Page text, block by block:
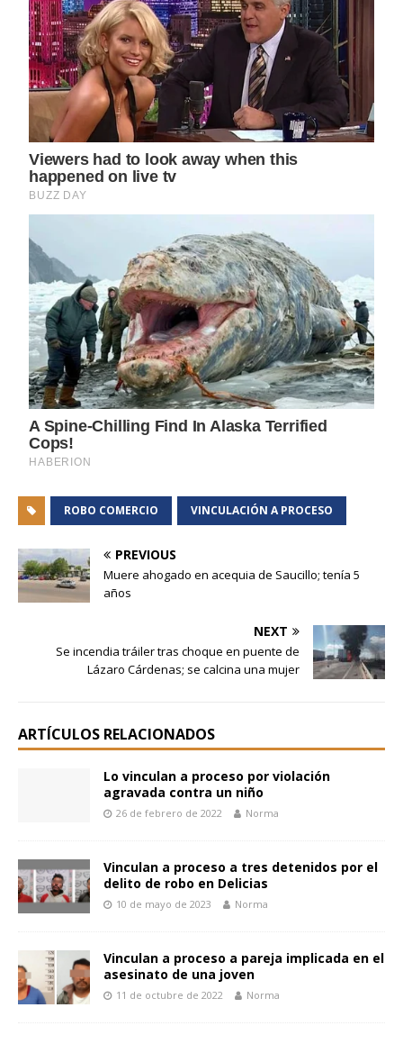
ROBO COMERCIO VINCULACIÓN A PROCESO
PREVIOUS
Muere ahogado en acequia de Saucillo; tenía 5
años
NEXT
Se incendia tráiler tras choque en puente de
Lázaro Cárdenas; se calcina una mujer
ARTÍCULOS RELACIONADOS
Lo vinculan a proceso por violación
agravada contra un niño
26 de febrero de 2022 Norma
Vinculan a proceso a tres detenidos por el
delito de robo en Delicias
10 de mayo de 2023 Norma
Vinculan a proceso a pareja implicada en el
asesinato de una joven
11 de octubre de 2022 Norma